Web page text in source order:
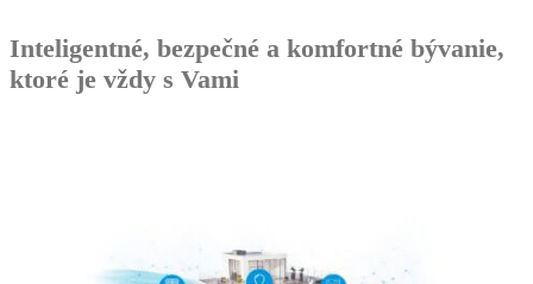
Inteligentné, bezpečné a komfortné bývanie,
ktoré je vždy s Vami